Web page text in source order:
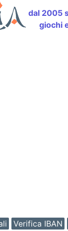
dal 2005
giochi
Verifica IBAN